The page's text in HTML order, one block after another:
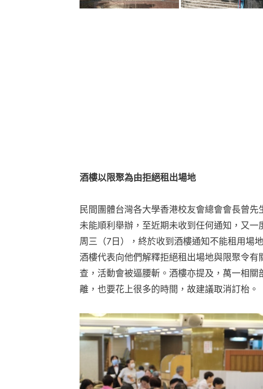
酒樓以限聚為由拒絕租出場地
民間團體台灣各大學香港校友會總會會長曾
未能順利舉辦，至近期未收到任何通知，又一
周三（7日），終於收到酒樓通知不能租用場
酒樓代表向他們解釋拒絕租出場地與限聚令有
查，活動會被逼腰斬。酒樓亦提及，萬一相關
離，也要花上很多的時間，故建議取消訂枱。